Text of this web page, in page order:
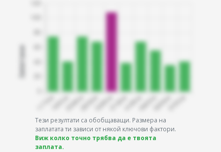
Тези резултати са обобщаващи. Размера на
заплатата ти зависи от някой ключови фактори.
Виж колко точно трябва да е твоята
заплата.